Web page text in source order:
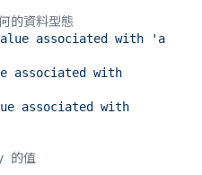
的資料型態
associated with 'a
associated with
associated with
的值